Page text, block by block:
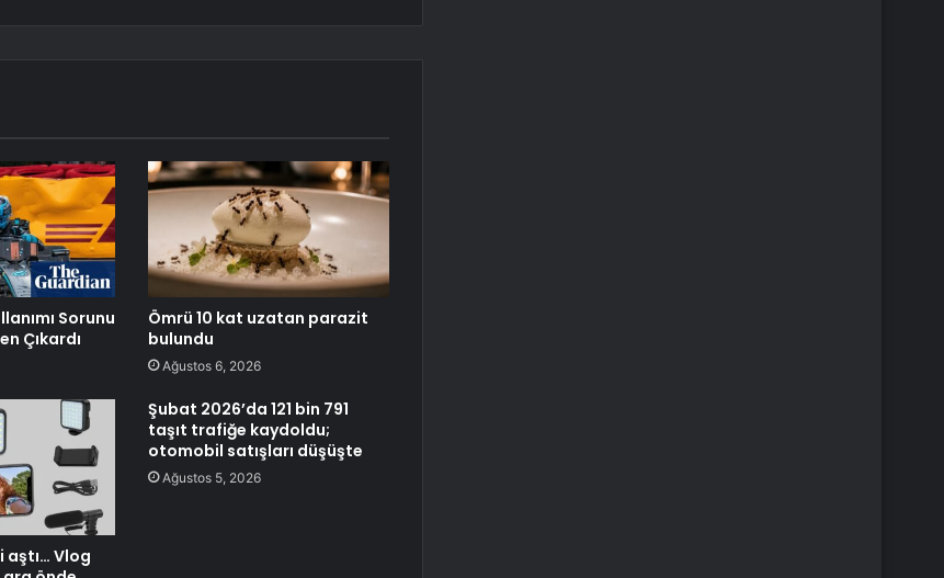
Sorunu
Çıkardı
Ömrü 10 kat uzatan parazit
bulundu
Ağustos 6, 2026
aştı… Vlog
Şubat 2026’da 121 bin 791
taşıt trafiğe kaydoldu;
otomobil satışları düşüşte
Ağustos 5, 2026